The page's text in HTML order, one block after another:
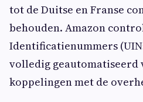
tot de Duitse en Franse
behouden. Amazon
Identificatienummers
volledig geautomatiseerd
koppelingen met de